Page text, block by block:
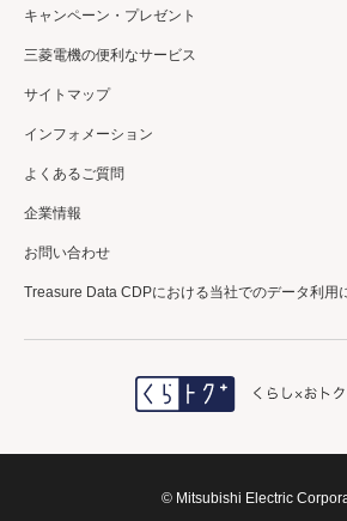
＼三菱電機公式／
エアコンクリーニ
10%OFF✨
詳しくはコチラ
キャンペーン・プレゼント
三菱電機の便利なサービス
サイトマップ
インフォメーション
よくあるご質問
企業情報
お問い合わせ
Treasure Data CDPにおける当社でのデータ利用
© Mitsubishi Electric